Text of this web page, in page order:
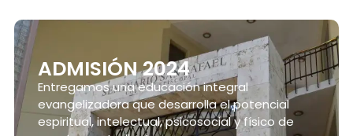
ADMISIÓN 2024
Entregamos una educación integral
evangelizadora que desarrolla el potencial
espiritual, intelectual, psicosocial y físico de